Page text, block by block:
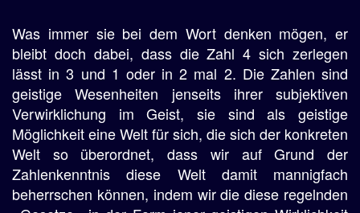
Was immer sie bei dem Wort denken mögen, er
bleibt doch dabei, dass die Zahl 4 sich zerlegen
lässt in 3 und 1 oder in 2 mal 2. Die Zahlen sind
geistige Wesenheiten jenseits ihrer subjektiven
Verwirklichung im Geist, sie sind als geistige
Möglichkeit eine Welt für sich, die sich der konkreten
Welt so überordnet, dass wir auf Grund der
Zahlenkenntnis diese Welt damit mannigfach
beherrschen können, indem wir die diese regelnden